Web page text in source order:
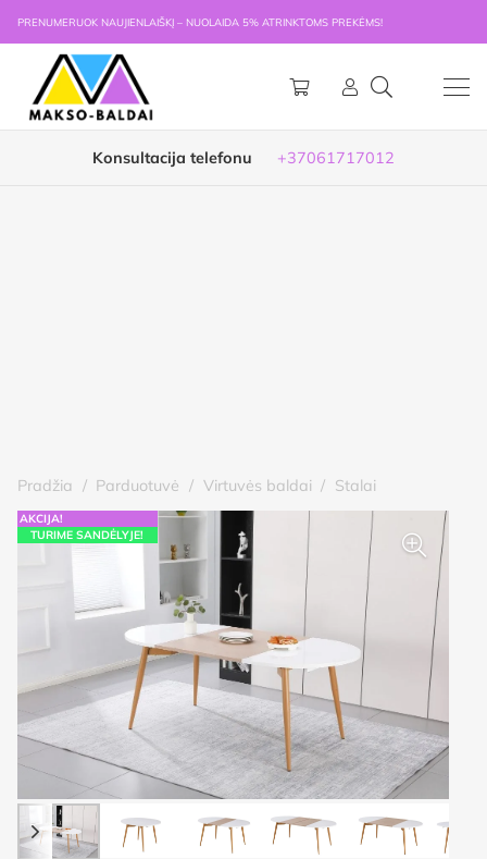
PRENUMERUOK NAUJIENLAIŠKĮ – NUOLAIDA 5% ATRINKTOMS PREKĖMS!
Konsultacija telefonu +37061717012
Pradžia / Parduotuvė / Virtuvės baldai / Stalai
AKCIJA!
TURIME SANDĖLYJE!